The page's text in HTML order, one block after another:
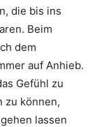
die bis ins
Beim
dem
auf Anhieb.
Gefühl zu
zu können,
lassen